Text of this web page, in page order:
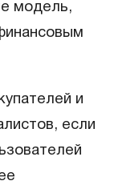
модель,
и
если